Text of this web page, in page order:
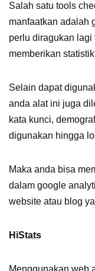
Salah satu tools
manfaatkan adalah
perlu diragukan
memberikan
Selain dapat
anda alat ini juga
kata kunci,
digunakan hingga
Maka anda bisa
dalam google
website atau blog
HiStats